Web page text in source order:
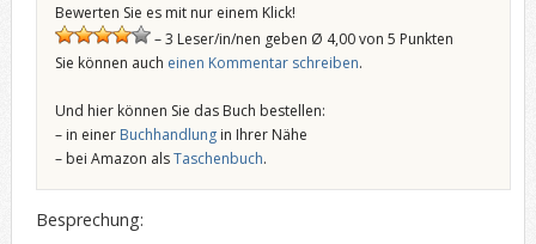
Bewerten Sie es mit nur einem Klick!
– 3 Leser/in/nen geben Ø 4,00 von 5 Punkten
Sie können auch einen Kommentar schreiben.
Und hier können Sie das Buch bestellen:
– in einer Buchhandlungin Ihrer Nähe
– bei Amazon alsTaschenbuch.
Besprechung: